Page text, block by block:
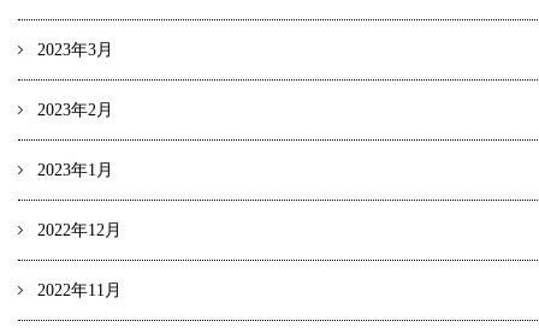
2023年3月
2023年2月
2023年1月
2022年12月
2022年11月